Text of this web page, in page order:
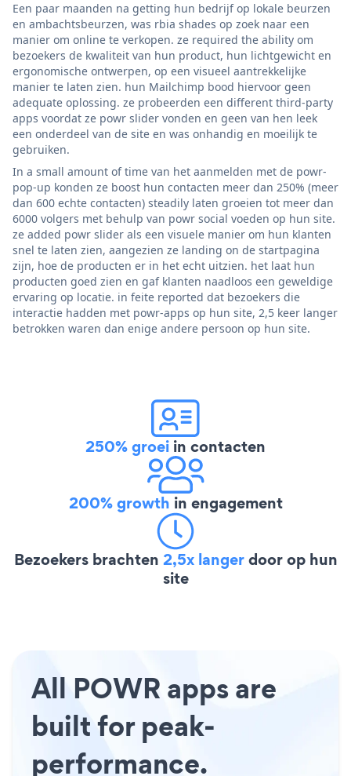
Een paar maanden na getting hun bedrijf op lokale beurzen
en ambachtsbeurzen, was rbia shades op zoek naar een
manier om online te verkopen. ze required the ability om
bezoekers de kwaliteit van hun product, hun lichtgewicht en
ergonomische ontwerpen, op een visueel aantrekkelijke
manier te laten zien. hun Mailchimp bood hiervoor geen
adequate oplossing. ze probeerden een different third-party
apps voordat ze powr slider vonden en geen van hen leek
een onderdeel van de site en was onhandig en moeilijk te
gebruiken.
In a small amount of time van het aanmelden met de powr-
pop-up konden ze boost hun contacten meer dan 250% (meer
dan 600 echte contacten) steadily laten groeien tot meer dan
6000 volgers met behulp van powr social voeden op hun site.
ze added powr slider als een visuele manier om hun klanten
snel te laten zien, aangezien ze landing on de startpagina
zijn, hoe de producten er in het echt uitzien. het laat hun
producten goed zien en gaf klanten naadloos een geweldige
ervaring op locatie. in feite reported dat bezoekers die
interactie hadden met powr-apps op hun site, 2,5 keer langer
betrokken waren dan enige andere persoon op hun site.
250% groei in contacten
200% growth in engagement
Bezoekers brachten 2,5x langerdoor op hun
site
All POWR apps are
built for peak-
performance.